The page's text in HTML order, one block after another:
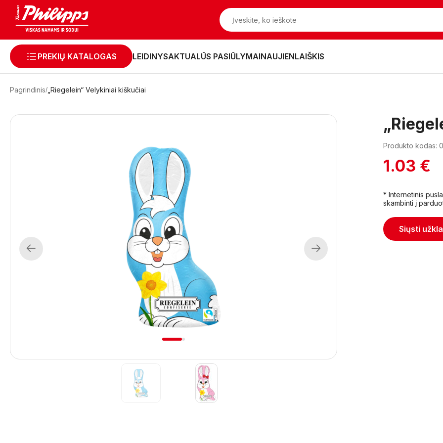
PREKIŲ KATALOGAS LEIDINYSAKTUALŪS PASIŪLYMAINAUJIENLAIŠKIS
Pagrindinis „Riegelein“ Velykiniai kiškučiai
Previous Next
1 2
Produkto kodas:
1.03 €
* Internetinis
skambinti į
Siųsti